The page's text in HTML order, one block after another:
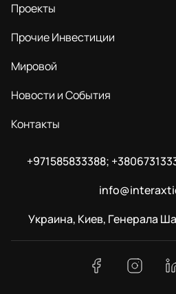
Проекты
Прочие Инвестиции
Мировой
Новости и События
Контакты
+971585833388;
Украина, Киев, Генерала